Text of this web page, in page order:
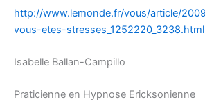
http://www.lemonde.fr/vous/article/
vous-etes-stresses_1252220_3238.html
Isabelle Ballan-Campillo
Praticienne en Hypnose Ericksonienne